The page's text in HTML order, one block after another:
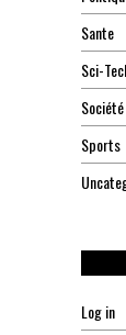
Sante
Sci-
Société
Sports
Log in